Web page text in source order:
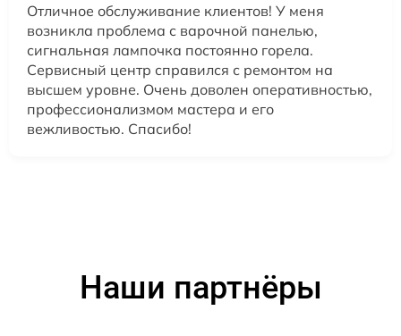
Отличное обслуживание клиентов! У меня
возникла проблема с варочной панелью,
сигнальная лампочка постоянно горела.
Сервисный центр справился с ремонтом на
высшем уровне. Очень доволен оперативностью,
профессионализмом мастера и его
вежливостью. Спасибо!
Наши партнёры